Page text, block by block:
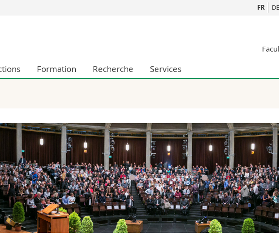
et sociales et management
humaines
Médias
Chercheurs
FR DE
Formation Recherche Services